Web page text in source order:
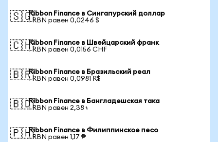
🇸🇬Ribbon Finance в Сингапурский доллар
1 RBN равен 0,0246 $
🇨🇭Ribbon Finance в Швейцарский франк
1 RBN равен 0,0156 CHF
🇧🇷Ribbon Finance в Бразильский реал
1 RBN равен 0,0981 R$
🇧🇩Ribbon Finance в Бангладешская така
1 RBN равен 2,38 ৳
🇵🇭Ribbon Finance в Филиппинское песо
1 RBN равен 1,17 ₱